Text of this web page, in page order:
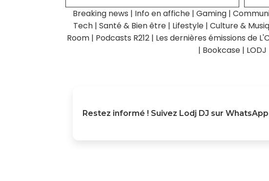
Breaking news | Info en affiche | Gaming |
Tech | Santé & Bien être | Lifestyle | Culture &
Room | Podcasts R212 | Les dernières émissions de
| Bookcase |
Restez informé ! Suivez Lodj DJ sur WhatsApp